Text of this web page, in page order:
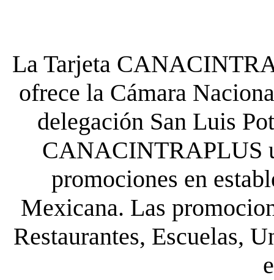
La Tarjeta
ofrece la Cámara
delegación San Luis
CANACINTRAPLUS
promociones en
Mexicana. Las
Restaurantes, Escuelas,